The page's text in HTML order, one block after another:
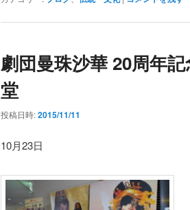
劇団曼珠沙華 20周年
堂
投稿日時:2015/11/11
10月23日